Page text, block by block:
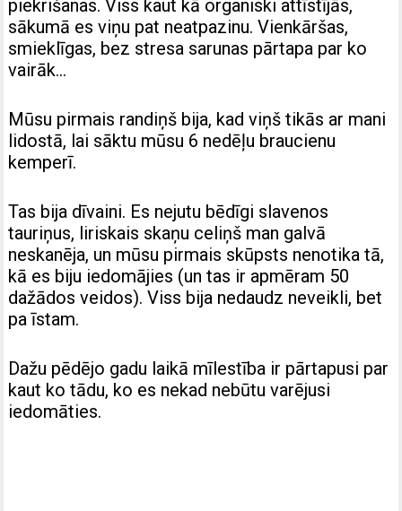
piekrišanas. Viss kaut kā organiski attīstījās,
sākumā es viņu pat neatpazinu. Vienkāršas,
smieklīgas, bez stresa sarunas pārtapa par ko
vairāk…
Mūsu pirmais randiņš bija, kad viņš tikās ar mani
lidostā, lai sāktu mūsu 6 nedēļu braucienu
kemperī.
Tas bija dīvaini. Es nejutu bēdīgi slavenos
tauriņus, liriskais skaņu celiņš man galvā
neskanēja, un mūsu pirmais skūpsts nenotika tā,
kā es biju iedomājies (un tas ir apmēram 50
dažādos veidos). Viss bija nedaudz neveikli, bet
pa īstam.
Dažu pēdējo gadu laikā mīlestība ir pārtapusi par
kaut ko tādu, ko es nekad nebūtu varējusi
iedomāties.